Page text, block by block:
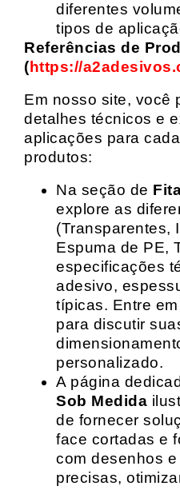
diferentes
tipos de
Referências de
(https://
Em nosso site, você
detalhes técnicos e
aplicações para
produtos:
Na seção de
explore as
(Transparentes,
Espuma de PE,
especificações
adesivo,
típicas. Entre
para discutir
personalizado.
A página
Sob Medida
de fornecer
face cortadas e
com desenhos
precisas,